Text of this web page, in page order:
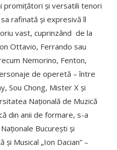
promițători și versatili tenori
rafinată și expresivă îl
vast, cuprinzând de la
Ottavio, Ferrando sau
Nemorino, Fenton,
de operetă – între
Sou Chong, Mister X și
Națională de Muzică
din anii de formare, s-a
București și
Musical „Ion Dacian” –